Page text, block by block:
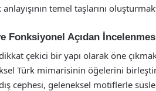
temel taşlarını
Fonksiyonel Açıdan
çekici bir yapı olarak öne
Türk mimarisinin öğelerini
cephesi, geleneksel motiflerle